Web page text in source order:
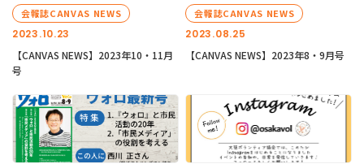
2023.10.23
会報誌CANVAS NEWS
【CANVAS NEWS】2023年10・11月
号
2023.08.25
会報誌CANVAS NEWS
【CANVAS NEWS】2023年8・9月号